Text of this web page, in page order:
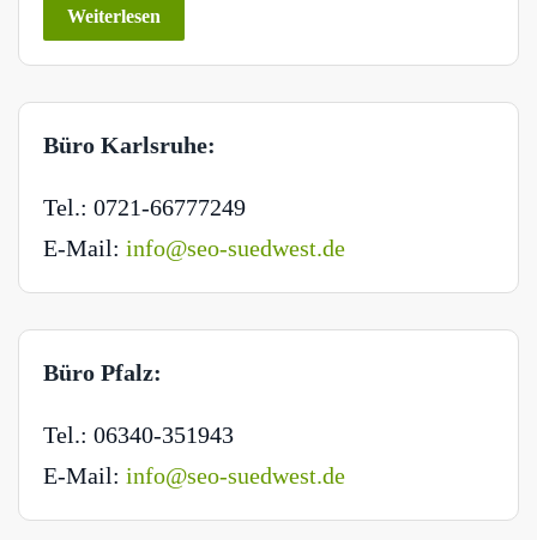
Weiterlesen
Büro Karlsruhe:
Tel.: 0721-66777249
E-Mail: info@seo-suedwest.de
Büro Pfalz:
Tel.: 06340-351943
E-Mail: info@seo-suedwest.de